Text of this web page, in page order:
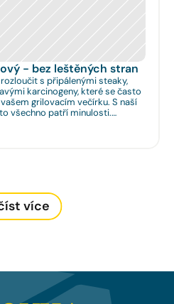
- bez leštěných stran
s připálenými steaky,
karcinogeny, které se často
grilovacím večírku. S naší
všechno patří minulosti.
více